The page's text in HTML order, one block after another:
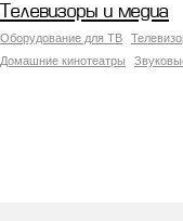
Телевизоры и медиа
Оборудование для ТВ
Домашние кинотеатры